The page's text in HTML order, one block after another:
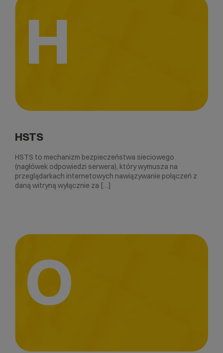
H
HSTS
HSTS to mechanizm bezpieczeństwa sieciowego
(nagłówek odpowiedzi serwera), który wymusza na
przeglądarkach internetowych nawiązywanie połączeń z
daną witryną wyłącznie za […]
O